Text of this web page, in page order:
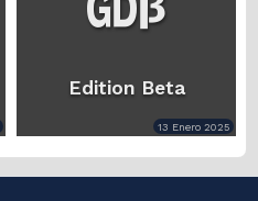
Edition Beta
13 Enero 2025